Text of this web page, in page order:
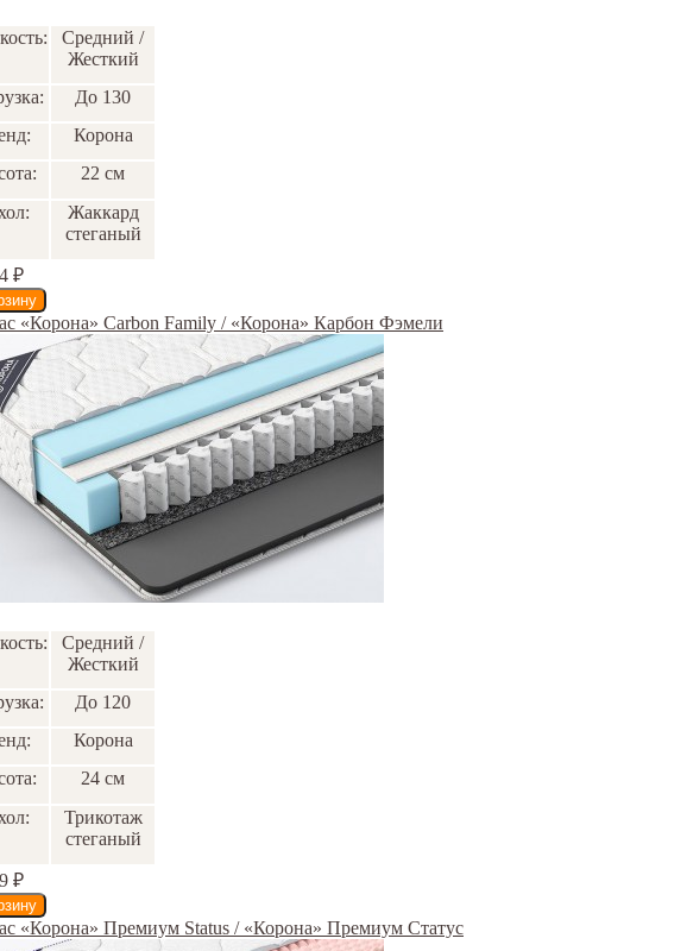
Средний /
Жесткий
До 130
Корона
22 см
Жаккард
стеганый
₽
«Корона» Carbon Family / «Корона» Карбон Фэмели
Средний /
Жесткий
До 120
Корона
24 см
Трикотаж
стеганый
₽
«Корона» Премиум Status / «Корона» Премиум Статус